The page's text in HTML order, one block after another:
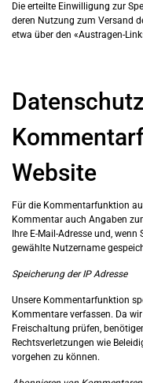
Die erteilte Einwilligung zur
deren Nutzung zum Versand
etwa über den «Austragen-
Website
Für die Kommentarfunktion
Kommentar auch Angaben
Ihre E-Mail-Adresse und,
gewählte Nutzername
Speicherung der IP Adresse
Unsere Kommentarfunktion
Kommentare verfassen. Da
Freischaltung prüfen,
Rechtsverletzungen wie
vorgehen zu können.